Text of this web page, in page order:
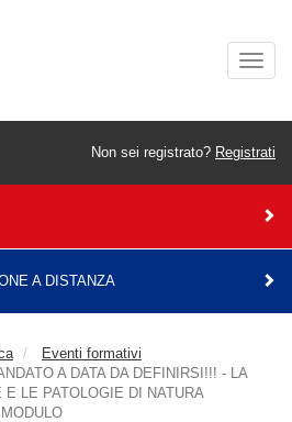
Non sei registrato? Registrati
A DISTANZA
Eventi formativi
A DATA DA DEFINIRSI!!! - LA
LE PATOLOGIE DI NATURA